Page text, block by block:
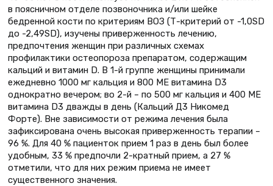
в поясничном отделе позвоночника и/или шейке
бедренной кости по критериям ВОЗ (Т-критерий от -1,0SD
до -2,49SD), изучены приверженность лечению,
предпочтения женщин при различных схемах
профилактики остеопороза препаратом, содержащим
кальций и витамин D. В 1-й группе женщины принимали
ежедневно 1000 мг кальция и 800 МЕ витамина D3
однократно вечером; во 2-й – по 500 мг кальция и 400 МЕ
витамина D3 дважды в день (Кальций Д3 Никомед
Форте). Вне зависимости от режима лечения была
зафиксирована очень высокая приверженность терапии –
96 %. Для 40 % пациенток прием 1 раз в день был более
удобным, 33 % предпочли 2-кратный прием, а 27 %
отметили, что для них режим приема не имеет
существенного значения.